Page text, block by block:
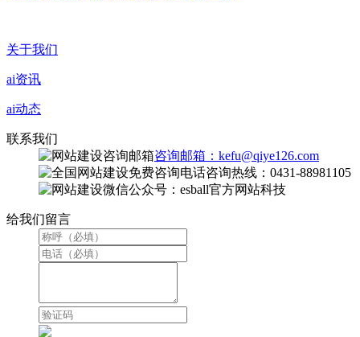
关于我们
ai资讯
ai动态
联系我们
咨询邮箱：kefu@qiye126.com
咨询热线：0431-88981105
微信公众号：esball官方网站科技
给我们留言